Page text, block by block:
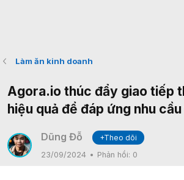
Làm ăn kinh doanh
Agora.io thúc đẩy giao tiếp
hiệu quả để đáp ứng nhu
Dũng Đỗ
+Theo dõi
23/09/2024
Phản hồi: 0